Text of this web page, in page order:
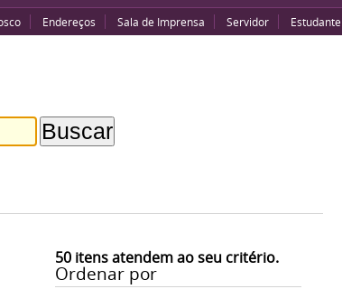
Endereços Sala de Imprensa Servidor Estudante
50itens atendem ao seu critério.
Ordenar por